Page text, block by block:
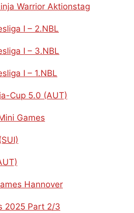
Warrior Aktionstag
I – 2.NBL
I – 3.NBL
I – 1.NBL
Cup 5.0 (AUT)
Games
Hannover
2025 Part 2/3